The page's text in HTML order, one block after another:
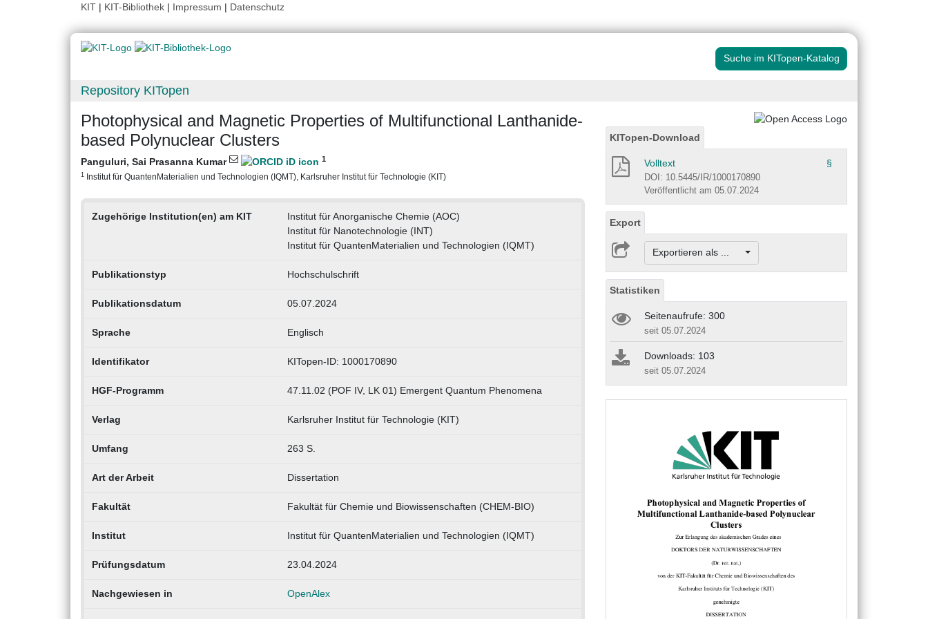
KIT | KIT-Bibliothek | Impressum | Datenschutz
Suche im KITopen-Katalog
Repository KITopen
Photophysical and Magnetic Properties of Multifunctional Lanthanide-
based Polynuclear Clusters
Panguluri, Sai Prasanna Kumar 1
1 Institut für QuantenMaterialien und Technologien (IQMT), Karlsruher Institut für Technologie (KIT)
Zugehörige Institution(en) am KIT
Institut für Anorganische Chemie (AOC)
Institut für Nanotechnologie (INT)
Institut für QuantenMaterialien und Technologien (IQMT)
Publikationstyp Hochschulschrift
Publikationsdatum 05.07.2024
Sprache Englisch
Identifikator KITopen-ID: 1000170890
HGF-Programm 47.11.02 (POF IV, LK 01) Emergent Quantum Phenomena
Verlag Karlsruher Institut für Technologie (KIT)
Umfang 263 S.
Art der Arbeit Dissertation
Fakultät Fakultät für Chemie und Biowissenschaften (CHEM-BIO)
Institut Institut für QuantenMaterialien und Technologien (IQMT)
Prüfungsdatum 23.04.2024
Nachgewiesen in OpenAlex
KITopen-Download
Volltext §
DOI: 10.5445/IR/1000170890
Veröffentlicht am 05.07.2024
Export
Exportieren als ...
Statistiken
Seitenaufrufe: 300
seit 05.07.2024
Downloads: 103
seit 05.07.2024